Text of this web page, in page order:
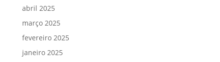
abril 2025
março 2025
fevereiro 2025
janeiro 2025